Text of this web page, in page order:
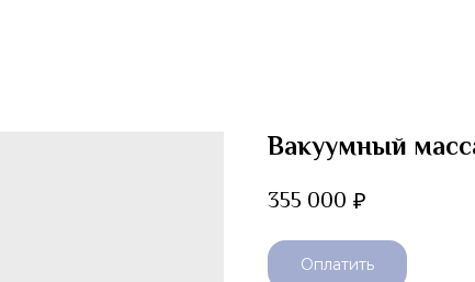
Вакуумный
355 000 ₽
Оплатить